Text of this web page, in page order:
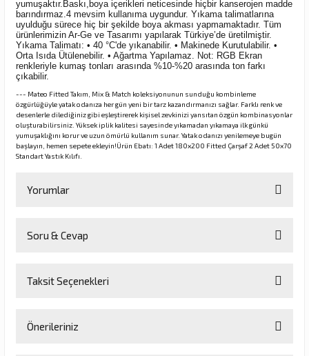
yumuşaktır.Baskı,boya içerikleri neticesinde hiçbir kanserojen madde
barındırmaz.4 mevsim kullanıma uygundur. Yıkama talimatlarına
uyulduğu sürece hiç bir şekilde boya akması yapmamaktadır. Tüm
ürünlerimizin Ar-Ge ve Tasarımı yapılarak Türkiye’de üretilmiştir.
Yıkama Talimatı: • 40 °C'de yıkanabilir. • Makinede Kurutulabilir. •
Orta Isıda Ütülenebilir. • Ağartma Yapılamaz. Not: RGB Ekran
renkleriyle kumaş tonları arasında %10-%20 arasında ton farkı
çıkabilir.
--- Mateo Fitted Takım, Mix & Match koleksiyonunun sunduğu kombinleme
özgürlüğüyle yatak odanıza her gün yeni bir tarz kazandırmanızı sağlar. Farklı renk ve
desenlerle dilediğiniz gibi eşleştirerek kişisel zevkinizi yansıtan özgün kombinasyonlar
oluşturabilirsiniz. Yüksek iplik kalitesi sayesinde yıkamadan yıkamaya ilk günkü
yumuşaklığını korur ve uzun ömürlü kullanım sunar. Yatak odanızı yenilemeye bugün
başlayın, hemen sepete ekleyin!Ürün Ebatı: 1 Adet 180x200 Fitted Çarşaf 2 Adet 50x70
Standart Yastık Kılıfı.
Yorumlar
Soru & Cevap
Taksit Seçenekleri
Önerileriniz